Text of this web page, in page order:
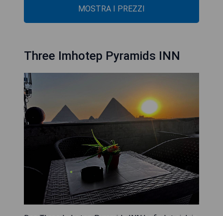
MOSTRA I PREZZI
Three Imhotep Pyramids INN